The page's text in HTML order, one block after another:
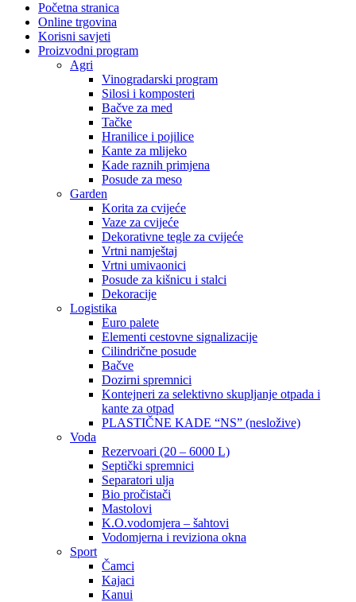
Početna stranica
Online trgovina
Korisni savjeti
Proizvodni program
Agri
Vinogradarski program
Silosi i komposteri
Bačve za med
Tačke
Hranilice i pojilice
Kante za mlijeko
Kade raznih primjena
Posude za meso
Garden
Korita za cvijeće
Vaze za cvijeće
Dekorativne tegle za cvijeće
Vrtni namještaj
Vrtni umivaonici
Posude za kišnicu i stalci
Dekoracije
Logistika
Euro palete
Elementi cestovne signalizacije
Cilindrične posude
Bačve
Dozirni spremnici
Kontejneri za selektivno skupljanje otpada i
kante za otpad
PLASTIČNE KADE “NS” (nesložive)
Voda
Rezervoari (20 – 6000 L)
Septički spremnici
Separatori ulja
Bio pročistači
Mastolovi
K.O.vodomjera – šahtovi
Vodomjerna i reviziona okna
Sport
Čamci
Kajaci
Kanui